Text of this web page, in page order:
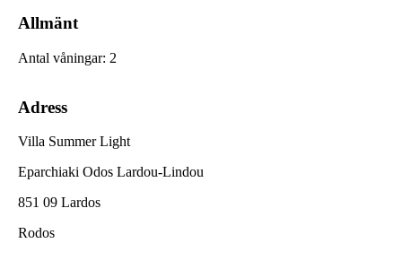
Allmänt
Antal våningar: 2
Adress
Villa Summer Light
Eparchiaki Odos Lardou-Lindou
851 09 Lardos
Rodos